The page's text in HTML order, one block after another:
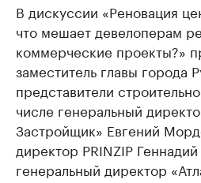
В дискуссии «Реновация
что мешает девелоперам
коммерческие проекты?»
заместитель главы города
представители
числе генеральный
Застройщик» Евгений
директор PRINZIP
генеральный директор